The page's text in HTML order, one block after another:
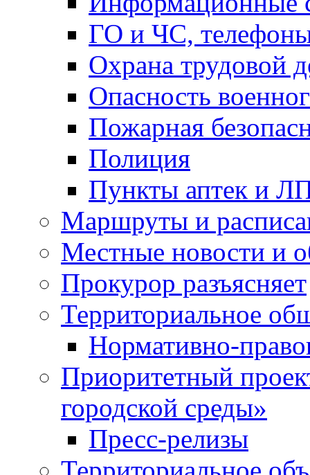
ГО и ЧС,
Охрана трудовой
Опасность
Пожарная
Полиция
Пункты аптек и
Маршруты и
Местные новости и
Прокурор разъясняет
Территориальное
Нормативно-
Приоритетный
городской среды»
Пресс-релизы